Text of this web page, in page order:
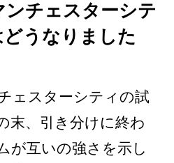
チェスターシテ
うなりました
ェスターシティの試
末、引き分けに終わ
が互いの強さを示し